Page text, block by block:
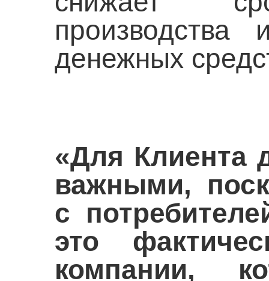
производства
денежных
«Для Клиента
важными,
с
это
компании,